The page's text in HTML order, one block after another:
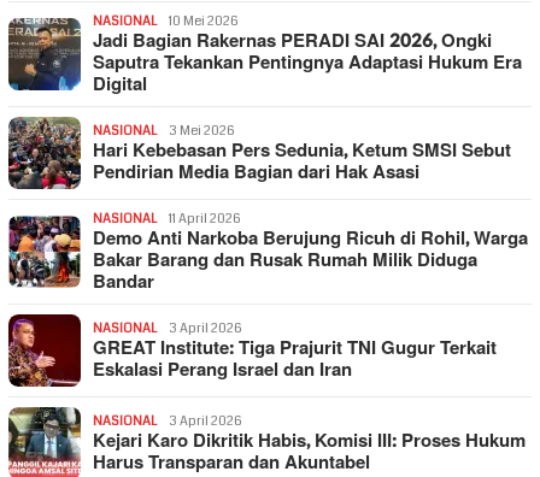
NASIONAL 10 Mei 2026
Jadi Bagian Rakernas PERADI SAI 2026, Ongki
Saputra Tekankan Pentingnya Adaptasi Hukum Era
Digital
NASIONAL 3 Mei 2026
Hari Kebebasan Pers Sedunia, Ketum SMSI Sebut
Pendirian Media Bagian dari Hak Asasi
NASIONAL 11 April 2026
Demo Anti Narkoba Berujung Ricuh di Rohil, Warga
Bakar Barang dan Rusak Rumah Milik Diduga
Bandar
NASIONAL 3 April 2026
GREAT Institute: Tiga Prajurit TNI Gugur Terkait
Eskalasi Perang Israel dan Iran
NASIONAL 3 April 2026
Kejari Karo Dikritik Habis, Komisi III: Proses Hukum
Harus Transparan dan Akuntabel